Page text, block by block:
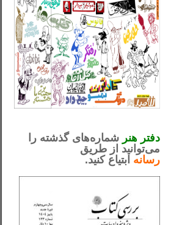
دفتر هنر شماره‌های گذشته را
می‌توانید از طریق
رسانه ابتیاع کنید.